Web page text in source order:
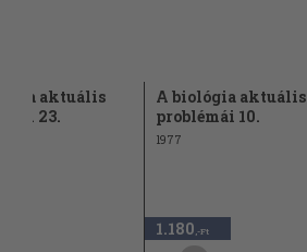
aktuális
23.
A biológia aktuális
problémái 10.
1977
1.180 ,-Ft